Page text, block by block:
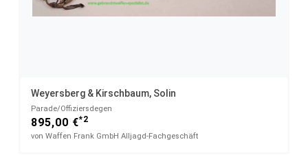
Weyersberg & Kirschbaum, Solin
Parade/Offiziersdegen
895,00 €*2
von Waffen Frank GmbH Alljagd-Fachgeschäft